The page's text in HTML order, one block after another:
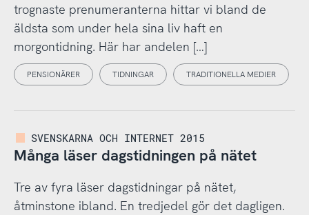
trognaste prenumeranterna hittar vi bland de
äldsta som under hela sina liv haft en
morgontidning. Här har andelen […]
PENSIONÄRER TIDNINGAR TRADITIONELLA MEDIER
SVENSKARNA OCH INTERNET 2015
Många läser dagstidningen på nätet
Tre av fyra läser dagstidningar på nätet,
åtminstone ibland. En tredjedel gör det dagligen.